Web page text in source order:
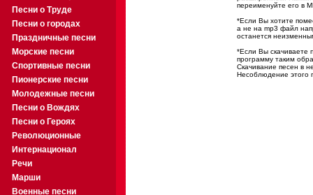
Песни о Труде
Песни о городах
Праздничные песни
Морские песни
Спортивные песни
Пионерские песни
Молодежные песни
Песни о Вождях
Песни о Героях
Революционные
Интернационал
Речи
Марши
Военные песни
переименуйте его в
*Если Вы хотите
а не на mp3 файл
останется
*Если Вы скачиваете
программу таким
Скачивание песен в
Несоблюдение этого